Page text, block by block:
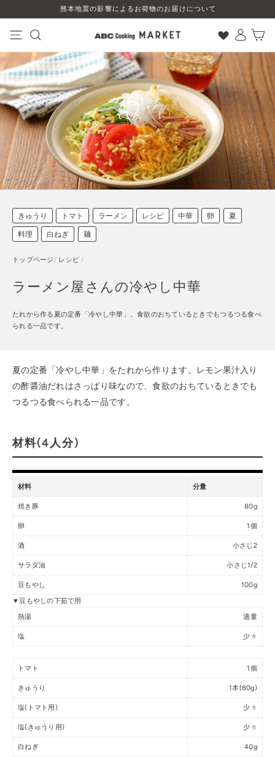
ン
ツ
に
ス
キ
ッ
プ
す
熊本地震の影響によるお荷物のお届けについて
きゅうり トマト ラーメン レシピ 中華 卵 夏
料理 白ねぎ 麺
トップページ / レシピ /
ラーメン屋さんの冷やし中華
たれから作る夏の定番「冷やし中華」。食欲のおちているときでもつるつる食べ
られる一品です。
夏の定番「冷やし中華」をたれから作ります。レモン果汁入り
の酢醤油だれはさっぱり味なので、食欲のおちているときでも
つるつる食べられる一品です。
材料(4人分)
材料 分量
焼き豚 80g
卵 1個
酒 小さじ2
サラダ油 小さじ1/2
豆もやし
100g
▼豆もやしの下茹で用
熱湯
適量
塩 少々
トマト 1個
きゅうり 1本(80g)
塩(トマト用) 少々
塩(きゅうり用) 少々
白ねぎ 40g